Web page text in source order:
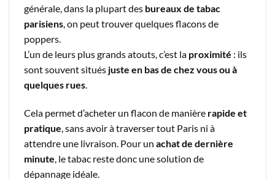
générale, dans la plupart des bureaux de tabac
parisiens, on peut trouver quelques flacons de
poppers.
L’un de leurs plus grands atouts, c’est la proximité : ils
sont souvent situés juste en bas de chez vous ou à
quelques rues.
Cela permet d’acheter un flacon de manière rapide et
pratique, sans avoir à traverser tout Paris ni à
attendre une livraison. Pour un achat de dernière
minute, le tabac reste donc une solution de
dépannage idéale.